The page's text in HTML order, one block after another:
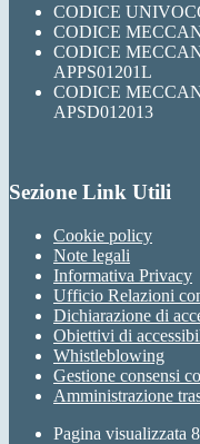
CODICE
CODICE
CODICE
APPS01201L
CODICE
APSD012013
Sezione Link Utili
Cookie policy
Note legali
Informativa Privacy
Ufficio Relazioni
Dichiarazione di
Obiettivi di
Whistleblowing
Gestione consensi
Amministrazione
Pagina visualizzata